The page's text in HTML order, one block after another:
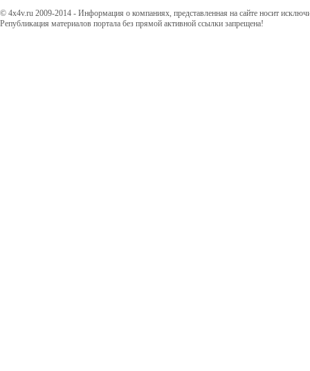
© 4x4v.ru 2009-2014 - Информация о компаниях, представленная на сайте носит
Републикация материалов портала без прямой активной ссылки запрещена!